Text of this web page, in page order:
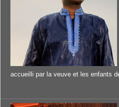
accueilli par la veuve et les enfants